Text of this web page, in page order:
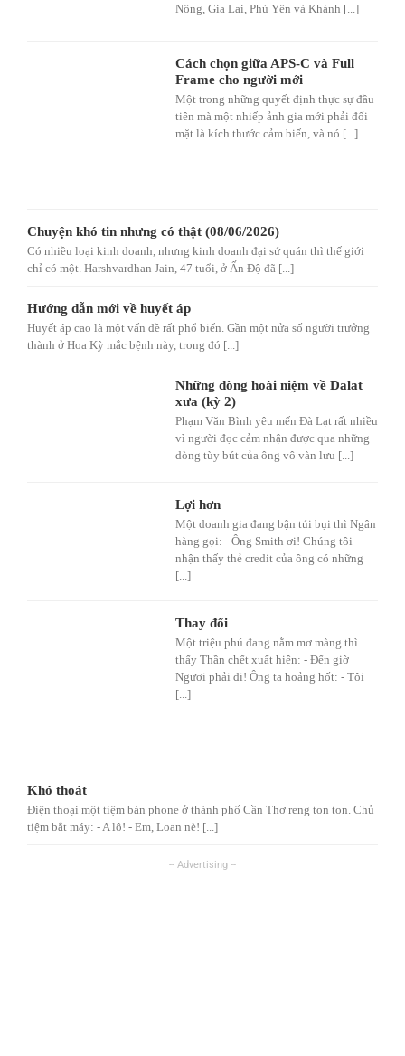
Nông, Gia Lai, Phú Yên và Khánh [...]
Cách chọn giữa APS-C và Full
Frame cho người mới
Một trong những quyết định thực sự đầu
tiên mà một nhiếp ảnh gia mới phải đối
mặt là kích thước cảm biến, và nó [...]
Chuyện khó tin nhưng có thật (08/06/2026)
Có nhiều loại kinh doanh, nhưng kinh doanh đại sứ quán thì thế giới
chỉ có một. Harshvardhan Jain, 47 tuổi, ở Ấn Độ đã [...]
Hướng dẫn mới về huyết áp
Huyết áp cao là một vấn đề rất phổ biến. Gần một nửa số người trưởng
thành ở Hoa Kỳ mắc bệnh này, trong đó [...]
Những dòng hoài niệm về Dalat
xưa (kỳ 2)
Phạm Văn Bình yêu mến Đà Lạt rất nhiều
vì người đọc cảm nhận được qua những
dòng tùy bút của ông vô vàn lưu [...]
Lợi hơn
Một doanh gia đang bận túi bụi thì Ngân
hàng gọi: - Ông Smith ơi! Chúng tôi
nhận thấy thẻ credit của ông có những
[...]
Thay đổi
Một triệu phú đang nằm mơ màng thì
thấy Thần chết xuất hiện: - Đến giờ
Ngươi phải đi! Ông ta hoảng hốt: - Tôi
[...]
Khó thoát
Điện thoại một tiệm bán phone ở thành phố Cần Thơ reng ton ton. Chủ
tiệm bắt máy: - A lô! - Em, Loan nè! [...]